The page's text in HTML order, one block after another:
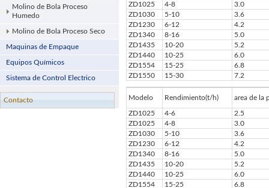
Molino de Bola Proceso
Humedo
Molino de Bola Proceso Seco
Maquinas de Empaque
Equipos Químicos
Sistema de Control Electrico
Contacto
ZD1025
4-8
3.0
ZD1030
5-10
3.6
ZD1230
6-12
4.2
ZD1340
8-16
5.0
ZD1435
10-20
5.2
ZD1440
10-25
6.0
ZD1554
15-25
6.8
ZD1550
15-30 7.2
Modelo Rendimiento(t/h) area de la
ZD1025 4-6
2.5
ZD1025
4-8
3.0
ZD1030
5-10
3.6
ZD1230
6-12
4.2
ZD1340
8-16
5.0
ZD1435
10-20
5.2
ZD1440
10-25
6.0
ZD1554
15-25
6.8